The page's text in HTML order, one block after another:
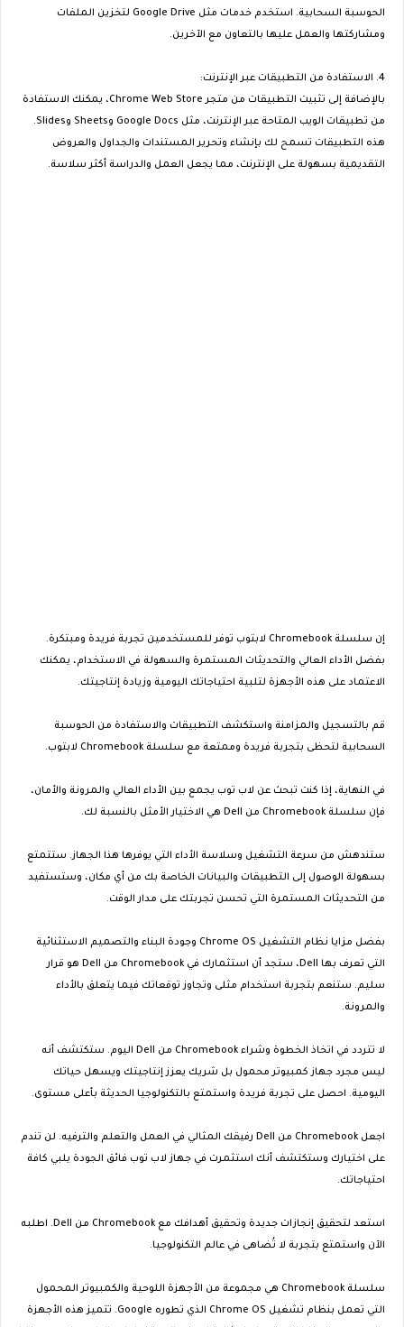
الحوسبة السحابية. استخدم خدمات مثل Google Drive لتخزين الملفات
ومشاركتها والعمل عليها بالتعاون مع الآخرين.
4. الاستفادة من التطبيقات عبر الإنترنت:
بالإضافة إلى تثبيت التطبيقات من متجر Chrome Web Store، يمكنك الاستفادة
من تطبيقات الويب المتاحة عبر الإنترنت، مثل Google Docs وSheets وSlides.
هذه التطبيقات تسمح لك بإنشاء وتحرير المستندات والجداول والعروض
التقديمية بسهولة على الإنترنت، مما يجعل العمل والدراسة أكثر سلاسة.
إن سلسلة Chromebook لابتوب توفر للمستخدمين تجربة فريدة ومبتكرة.
بفضل الأداء العالي والتحديثات المستمرة والسهولة في الاستخدام، يمكنك
الاعتماد على هذه الأجهزة لتلبية احتياجاتك اليومية وزيادة إنتاجيتك.
قم بالتسجيل والمزامنة واستكشف التطبيقات والاستفادة من الحوسبة
السحابية لتحظى بتجربة فريدة وممتعة مع سلسلة Chromebook لابتوب.
في النهاية، إذا كنت تبحث عن لاب توب يجمع بين الأداء العالي والمرونة والأمان،
فإن سلسلة Chromebook من Dell هي الاختيار الأمثل بالنسبة لك.
ستندهش من سرعة التشغيل وسلاسة الأداء التي يوفرها هذا الجهاز. ستتمتع
بسهولة الوصول إلى التطبيقات والبيانات الخاصة بك من أي مكان، وستستفيد
من التحديثات المستمرة التي تحسن تجربتك على مدار الوقت.
بفضل مزايا نظام التشغيل Chrome OS وجودة البناء والتصميم الاستثنائية
التي تعرف بها Dell، ستجد أن استثمارك في Chromebook من Dell هو قرار
سليم. ستنعم بتجربة استخدام مثلى وتجاوز توقعاتك فيما يتعلق بالأداء
والمرونة.
لا تتردد في اتخاذ الخطوة وشراء Chromebook من Dell اليوم. ستكتشف أنه
ليس مجرد جهاز كمبيوتر محمول بل شريك يعزز إنتاجيتك ويسهل حياتك
اليومية. احصل على تجربة فريدة واستمتع بالتكنولوجيا الحديثة بأعلى مستوى.
اجعل Chromebook من Dell رفيقك المثالي في العمل والتعلم والترفيه. لن تندم
على اختيارك وستكتشف أنك استثمرت في جهاز لاب توب فائق الجودة يلبي كافة
احتياجاتك.
استعد لتحقيق إنجازات جديدة وتحقيق أهدافك مع Chromebook من Dell. اطلبه
الآن واستمتع بتجربة لا تُضاهى في عالم التكنولوجيا.
سلسلة Chromebook هي مجموعة من الأجهزة اللوحية والكمبيوتر المحمول
التي تعمل بنظام تشغيل Chrome OS الذي تطوره Google. تتميز هذه الأجهزة